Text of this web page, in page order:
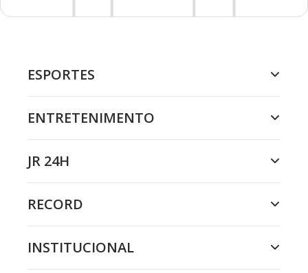
ESPORTES
ENTRETENIMENTO
JR 24H
RECORD
INSTITUCIONAL